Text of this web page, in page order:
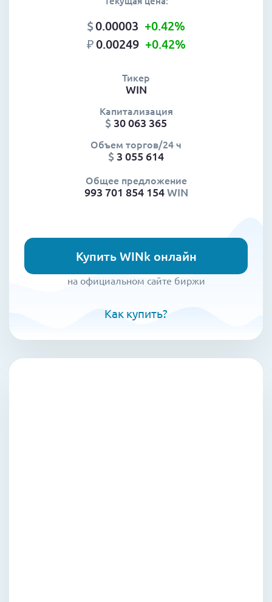
$0.00003 +0.42%
₽0.00249 +0.42%
Тикер
WIN
Капитализация
$ 30 063 365
Объем торгов/24 ч
$ 3 055 614
Общее предложение
993 701 854 154WIN
Купить WINk онлайн
на официальном сайте биржи
Как купить?